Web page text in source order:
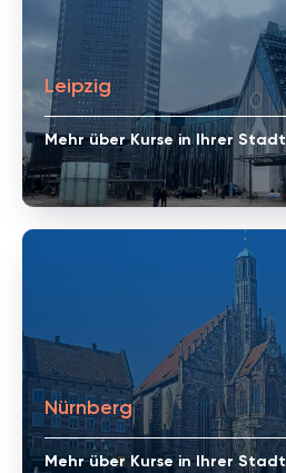
Leipzig
Mehr über Kurse in Ihrer Stadt
Nürnberg
Mehr über Kurse in Ihrer Stadt